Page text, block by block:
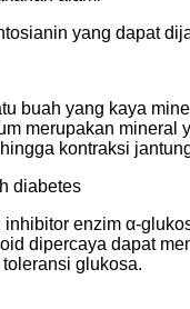
yang dapat
buah yang kaya
merupakan
kontraksi
diabetes
enzim α-
dipercaya dapat
glukosa.